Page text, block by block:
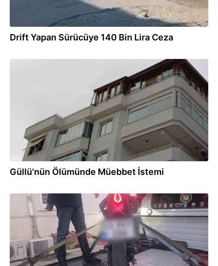
Drift Yapan Sürücüye 140 Bin Lira Ceza
Güllü'nün Ölümünde Müebbet İstemi
01.08.2026